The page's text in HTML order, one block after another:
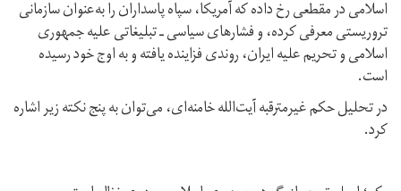
اسلامی در مقطعی رخ داده که آمریکا، سپاه پاسداران را به‌عنوان سازمانی
تروریستی معرفی کرده، و فشارهای سیاسی ـ تبلیغاتی علیه جمهوری
اسلامی و تحریم علیه ایران، روندی فزاینده یافته و به اوج خود رسیده
است.
در تحلیل حکم غیرمترقبه آیت‌الله خامنه‌ای، می‌توان به پنج نکته زیر اشاره
کرد.